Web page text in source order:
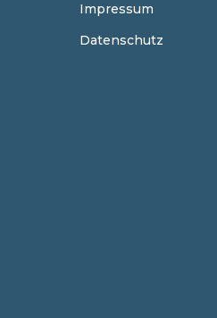
Impressum
Datenschutz